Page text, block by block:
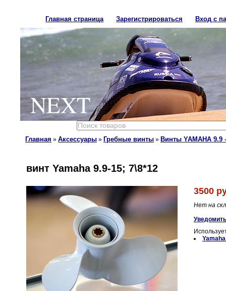
Главная страница Зарегистрироваться Вход с
NEXT
Главная » Аксессуары » Гребные винты » Винты YAMAHA 9.9
винт Yamaha 9.9-15; 7\8*12
3500
Нет на